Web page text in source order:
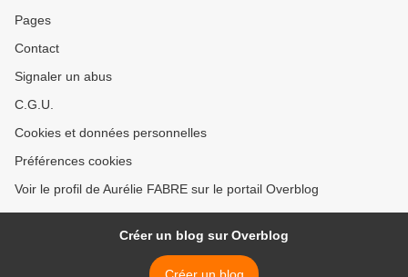
Pages
Contact
Signaler un abus
C.G.U.
Cookies et données personnelles
Préférences cookies
Voir le profil de Aurélie FABRE sur le portail Overblog
Créer un blog sur Overblog